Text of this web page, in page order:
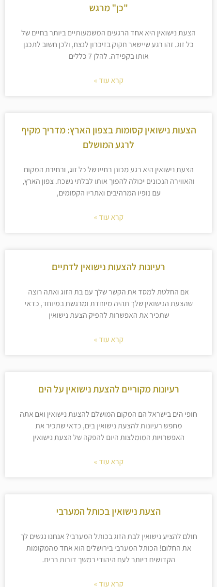
"כן" מרגש
הצעת נישואין היא אחד הרגעים המשמעותיים ביותר בחיים של
כל זוג. זהו רגע שיישאר חקוק בזיכרון לנצח, ולכן חשוב לתכנן
אותו בקפידה. להלן 7 כללים
קרא עוד »
הצעות נישואין קסומות בצפון הארץ: מדריך מקיף
לרגע המושלם
הצעת נישואין היא רגע מכונן בחייו של כל זוג, ובחירת המקום
והאווירה הנכונים יכולה להפוך אותו לבלתי נשכח. צפון הארץ,
עם נופיו המרהיבים ואתריו הקסומים,
קרא עוד »
רעיונות להצעות נישואין לדתיים
אם החלטת למסד את הקשר שלך עם בת הזוג ואתה רוצה
שהצעת הנישואין שלך תהיה מיוחדת ומרגשת במיוחד, כדאי
שתכיר את האפשרות להפיק הצעת נישואין
קרא עוד »
רעיונות מקוריים להצעת נישואין על הים
חופי הים בישראל הם המקום המושלם להצעת נישואין ואם אתה
מחפש רעיונות להצעת נישואין בים, כדאי שתכיר את
האפשרויות המומלצות היום להפקה של הצעת נישואין
קרא עוד »
הצעת נישואין בכותל המערבי
חולם להציע נישואין לבת הזוג בכותל המערבי? אנחנו נגשים לך
את החלום! הכותל המערבי בירושלים הוא אחד מהמקומות
הקדושים ביותר לעם היהודי במשך דורות רבים.
קרא עוד »